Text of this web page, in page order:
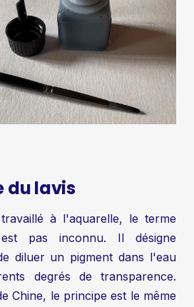
du lavis
à l'aquarelle, le terme
pas inconnu. Il désigne
diluer un pigment dans l'eau
degrés de transparence.
Chine, le principe est le même